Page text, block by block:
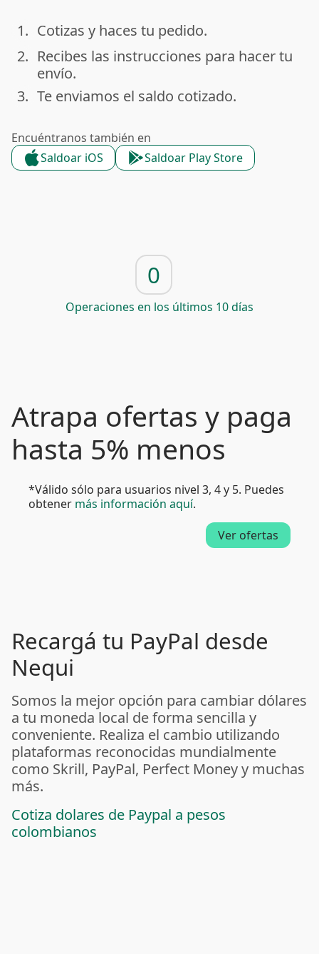
done
1. Cotizas y haces tu pedido.
done
2. Recibes las instrucciones para hacer tu
envío.
done
3. Te enviamos el saldo cotizado.
Encuéntranos también en
Saldoar iOS
Saldoar Play Store
0
Operaciones en los últimos 10 días
Atrapa ofertas y paga
hasta 5% menos
*Válido sólo para usuarios nivel 3, 4 y 5. Puedes
obtener más información aquí.
Ver ofertas
Recargá tu PayPal desde
Nequi
Somos la mejor opción para cambiar dólares
a tu moneda local de forma sencilla y
conveniente. Realiza el cambio utilizando
plataformas reconocidas mundialmente
como Skrill, PayPal, Perfect Money y muchas
más.
Cotiza dolares de Paypal a pesos
colombianos